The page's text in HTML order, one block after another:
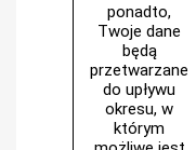
ponadto,
Twoje dane
będą
przetwarzane
do upływu
okresu, w
którym